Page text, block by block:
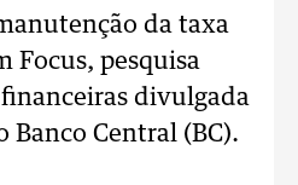
da taxa
Focus, pesquisa
divulgada
Banco Central (BC).